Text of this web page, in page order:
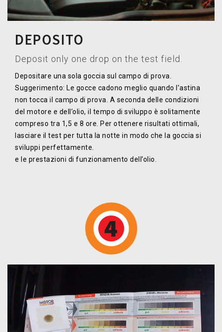
DEPOSITO
Deposit only one drop on the test field.
Depositare una sola goccia sul campo di prova.
Suggerimento: Le gocce cadono meglio quando l’astina
non tocca il campo di prova. A seconda delle condizioni
del motore e dell’olio, il tempo di sviluppo è solitamente
compreso tra 1,5 e 8 ore. Per ottenere risultati ottimali,
lasciare il test per tutta la notte in modo che la goccia si
sviluppi perfettamente.
e le prestazioni di funzionamento dell’olio.